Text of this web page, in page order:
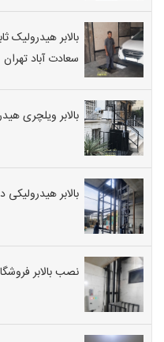
بالابر
سعادت آباد تهران
بالابر ویلچری
بالابر
نصب بالابر